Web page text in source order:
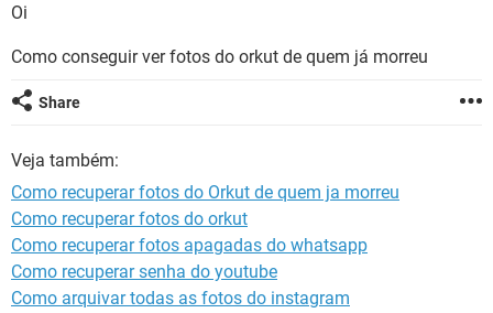
GUIA DE COMPRAS
GUIA DE COMPRAS
CELULAR
OUTLOOK EXCEL
INSTAGRAM
Oi
Como conseguir ver fotos do orkut de quem já morreu
Share
Veja também:
Como recuperar fotos do Orkut de quem ja morreu
Como recuperar fotos do orkut
Como recuperar fotos apagadas do whatsapp
Como recuperar senha do youtube
Como arquivar todas as fotos do instagram